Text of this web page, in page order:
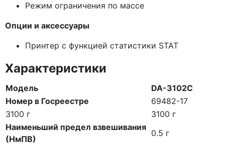
Режим ограничения по массе
Опции и аксессуары
Принтер с функцией статистики STAT
Характеристики
Модель
DA-3102C
Номер в Госреестре
69482-17
3100 г
3100 г
Наименьший предел взвешивания
(НмПВ)
0.5 г